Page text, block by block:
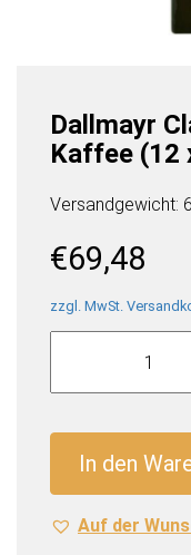
Dallmayr
Kaffee (12
Versandgewicht:
€69,48
zzgl. MwSt.
Dallmayr
gemahlen
500
gr.)
In den
Auf der